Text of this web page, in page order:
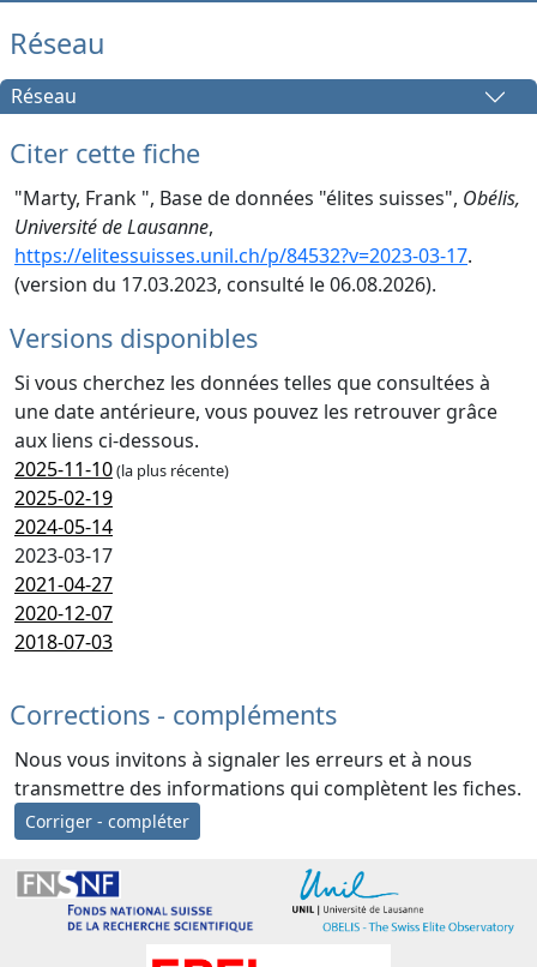
Réseau
Réseau
Citer cette fiche
"Marty, Frank ", Base de données "élites suisses", Obélis,
Université de Lausanne,
https://elitessuisses.unil.ch/p/84532?v=2023-03-17.
(version du 17.03.2023, consulté le 06.08.2026).
Versions disponibles
Si vous cherchez les données telles que consultées à
une date antérieure, vous pouvez les retrouver grâce
aux liens ci-dessous.
2025-11-10(la plus récente)
2025-02-19
2024-05-14
2023-03-17
2021-04-27
2020-12-07
2018-07-03
Corrections - compléments
Nous vous invitons à signaler les erreurs et à nous
transmettre des informations qui complètent les fiches.
Corriger - compléter